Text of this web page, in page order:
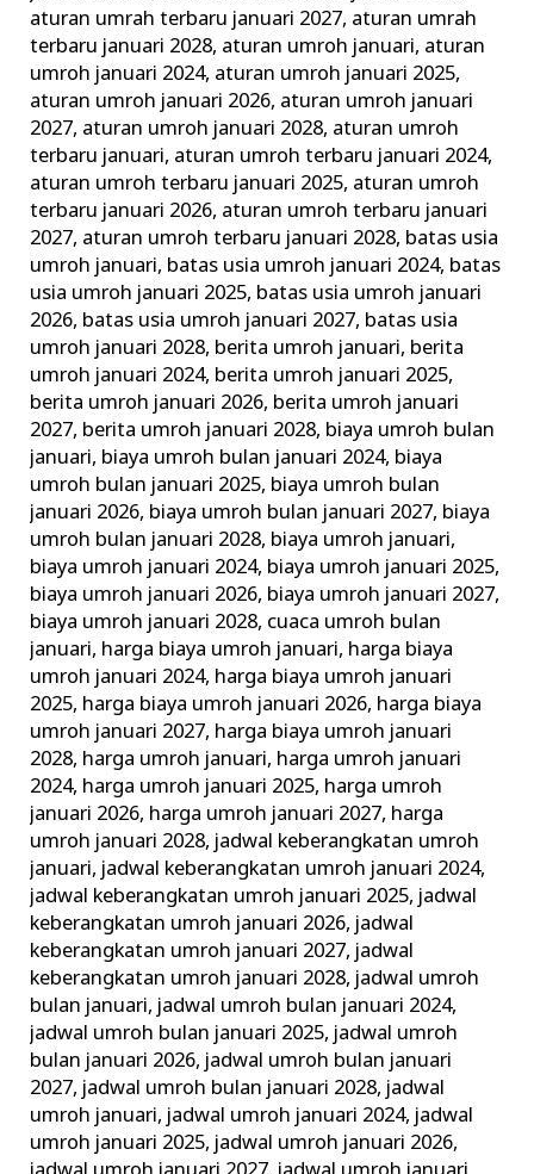
aturan umrah terbaru januari 2027, aturan umrah
terbaru januari 2028, aturan umroh januari, aturan
umroh januari 2024, aturan umroh januari 2025,
aturan umroh januari 2026, aturan umroh januari
2027, aturan umroh januari 2028, aturan umroh
terbaru januari, aturan umroh terbaru januari 2024,
aturan umroh terbaru januari 2025, aturan umroh
terbaru januari 2026, aturan umroh terbaru januari
2027, aturan umroh terbaru januari 2028, batas usia
umroh januari, batas usia umroh januari 2024, batas
usia umroh januari 2025, batas usia umroh januari
2026, batas usia umroh januari 2027, batas usia
umroh januari 2028, berita umroh januari, berita
umroh januari 2024, berita umroh januari 2025,
berita umroh januari 2026, berita umroh januari
2027, berita umroh januari 2028, biaya umroh bulan
januari, biaya umroh bulan januari 2024, biaya
umroh bulan januari 2025, biaya umroh bulan
januari 2026, biaya umroh bulan januari 2027, biaya
umroh bulan januari 2028, biaya umroh januari,
biaya umroh januari 2024, biaya umroh januari 2025,
biaya umroh januari 2026, biaya umroh januari 2027,
biaya umroh januari 2028, cuaca umroh bulan
januari, harga biaya umroh januari, harga biaya
umroh januari 2024, harga biaya umroh januari
2025, harga biaya umroh januari 2026, harga biaya
umroh januari 2027, harga biaya umroh januari
2028, harga umroh januari, harga umroh januari
2024, harga umroh januari 2025, harga umroh
januari 2026, harga umroh januari 2027, harga
umroh januari 2028, jadwal keberangkatan umroh
januari, jadwal keberangkatan umroh januari 2024,
jadwal keberangkatan umroh januari 2025, jadwal
keberangkatan umroh januari 2026, jadwal
keberangkatan umroh januari 2027, jadwal
keberangkatan umroh januari 2028, jadwal umroh
bulan januari, jadwal umroh bulan januari 2024,
jadwal umroh bulan januari 2025, jadwal umroh
bulan januari 2026, jadwal umroh bulan januari
2027, jadwal umroh bulan januari 2028, jadwal
umroh januari, jadwal umroh januari 2024, jadwal
umroh januari 2025, jadwal umroh januari 2026,
Madani